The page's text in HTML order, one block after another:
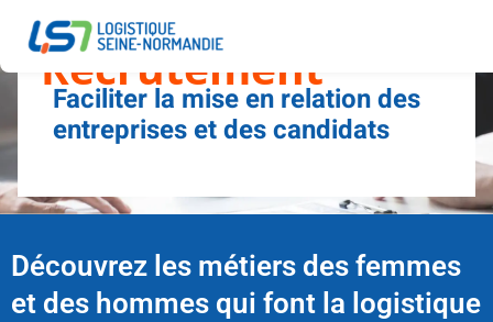
Recrutement
Faciliter la mise en relation des
entreprises et des candidats
Découvrez les métiers des femmes
et des hommes qui font la logistique